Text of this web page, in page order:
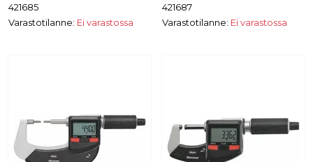
421685
Varastotilanne: Ei varastossa
421687
Varastotilanne: Ei varastossa